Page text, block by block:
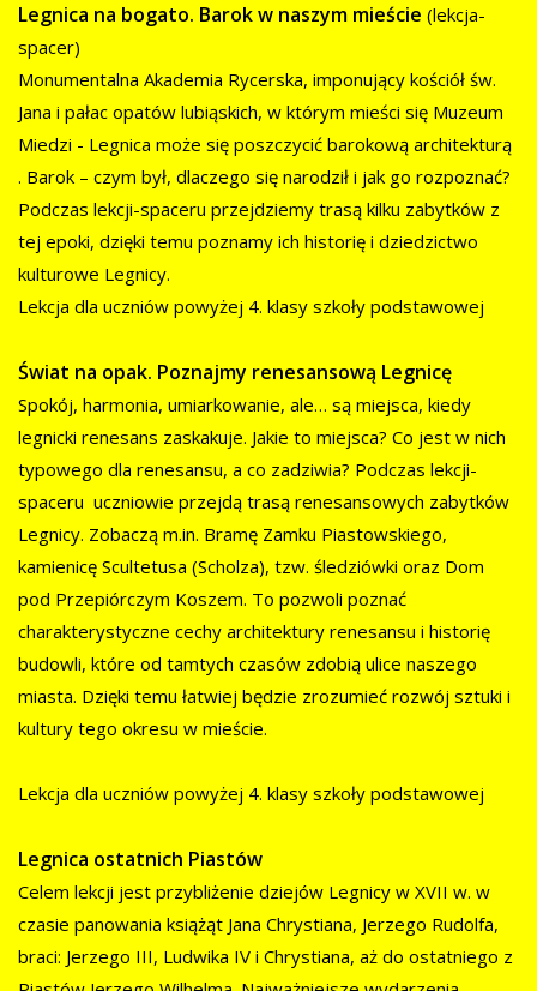
Legnica na bogato. Barok w naszym mieście (lekcja-
spacer)
Monumentalna Akademia Rycerska, imponujący kościół św.
Jana i pałac opatów lubiąskich, w którym mieści się Muzeum
Miedzi - Legnica może się poszczycić barokową architekturą
. Barok – czym był, dlaczego się narodził i jak go rozpoznać?
Podczas lekcji-spaceru przejdziemy trasą kilku zabytków z
tej epoki, dzięki temu poznamy ich historię i dziedzictwo
kulturowe Legnicy.
Lekcja dla uczniów powyżej 4. klasy szkoły podstawowej
Świat na opak. Poznajmy renesansową Legnicę
Spokój, harmonia, umiarkowanie, ale… są miejsca, kiedy
legnicki renesans zaskakuje. Jakie to miejsca? Co jest w nich
typowego dla renesansu, a co zadziwia? Podczas lekcji-
spaceru uczniowie przejdą trasą renesansowych zabytków
Legnicy. Zobaczą m.in. Bramę Zamku Piastowskiego,
kamienicę Scultetusa (Scholza), tzw. śledziówki oraz Dom
pod Przepiórczym Koszem. To pozwoli poznać
charakterystyczne cechy architektury renesansu i historię
budowli, które od tamtych czasów zdobią ulice naszego
miasta. Dzięki temu łatwiej będzie zrozumieć rozwój sztuki i
kultury tego okresu w mieście.
Lekcja dla uczniów powyżej 4. klasy szkoły podstawowej
Legnica ostatnich Piastów
Celem lekcji jest przybliżenie dziejów Legnicy w XVII w. w
czasie panowania książąt Jana Chrystiana, Jerzego Rudolfa,
braci: Jerzego III, Ludwika IV i Chrystiana, aż do ostatniego z